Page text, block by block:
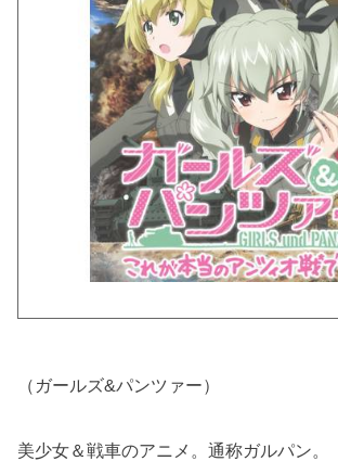
（ガールズ&パンツァー）
美少女＆戦車のアニメ。通称ガルパン。